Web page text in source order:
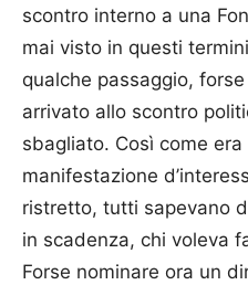
scontro interno a una
mai visto in questi
qualche passaggio,
arrivato allo scontro
sbagliato. Così come
manifestazione
ristretto, tutti sapevano
in scadenza, chi voleva
Forse nominare ora un